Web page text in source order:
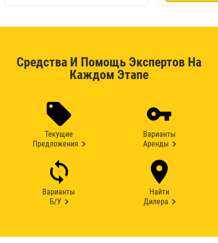
Средства И Помощь Экспертов На
Каждом Этапе
Текущие
Предложения
Варианты
Аренды
Варианты
Б/У
Найти
Дилера